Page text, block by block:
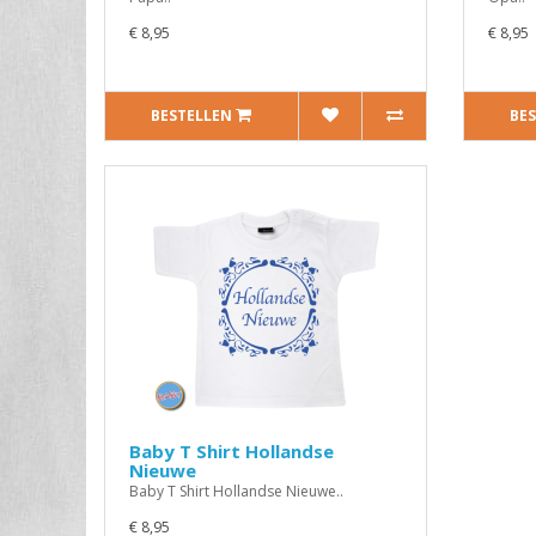
€ 8,95
BESTELLEN
€ 8,95
Baby T Shirt Hollandse
Nieuwe
Baby T Shirt Hollandse Nieuwe..
€ 8,95